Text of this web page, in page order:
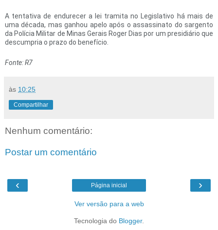
A tentativa de endurecer a lei tramita no Legislativo há mais de
uma década, mas ganhou apelo após o assassinato do sargento
da Polícia Militar de Minas Gerais Roger Dias por um presidiário que
descumpria o prazo do benefício.
Fonte: R7
às 10:25
Compartilhar
Nenhum comentário:
Postar um comentário
‹ ›
Página inicial
Ver versão para a web
Tecnologia do Blogger.